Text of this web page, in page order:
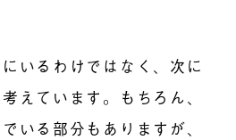
いるわけではなく、次に
えています。もちろん、
いる部分もありますが、